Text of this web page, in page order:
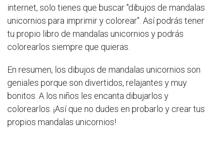
internet, solo tienes que buscar "dibujos de mandalas
unicornios para imprimir y colorear". Así podrás tener
tu propio libro de mandalas unicornios y podrás
colorearlos siempre que quieras.
En resumen, los dibujos de mandalas unicornios son
geniales porque son divertidos, relajantes y muy
bonitos. A los niños les encanta dibujarlos y
colorearlos. ¡Así que no dudes en probarlo y crear tus
propios mandalas unicornios!